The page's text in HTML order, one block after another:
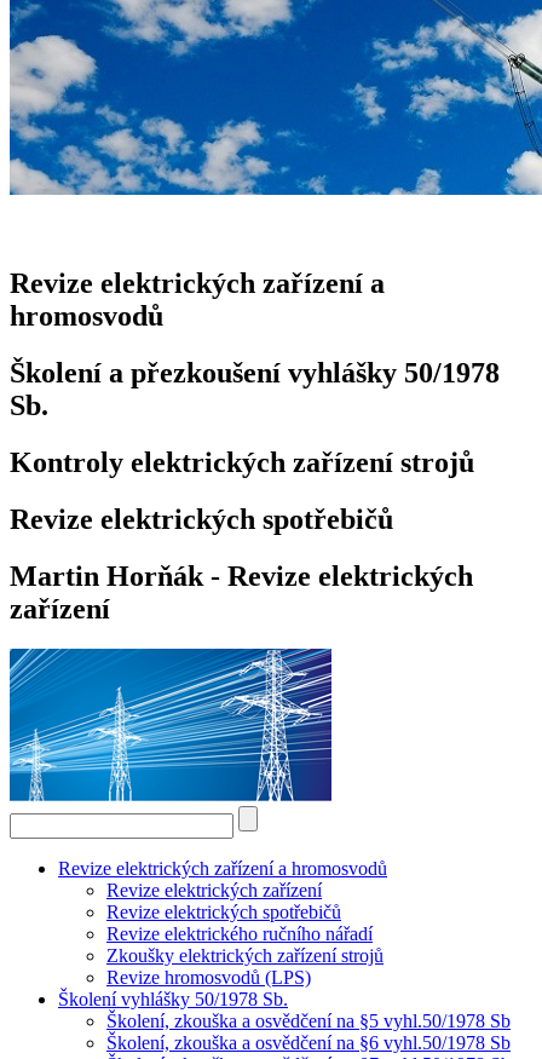
Revize elektrických zařízení a
hromosvodů
Školení a přezkoušení vyhlášky 50/1978
Sb.
Kontroly elektrických zařízení strojů
Revize elektrických spotřebičů
Martin Horňák - Revize elektrických
zařízení
Revize elektrických zařízení a hromosvodů
Revize elektrických zařízení
Revize elektrických spotřebičů
Revize elektrického ručního nářadí
Zkoušky elektrických zařízení strojů
Revize hromosvodů (LPS)
Školení vyhlášky 50/1978 Sb.
Školení, zkouška a osvědčení na §5 vyhl.50/1978 Sb
Školení, zkouška a osvědčení na §6 vyhl.50/1978 Sb